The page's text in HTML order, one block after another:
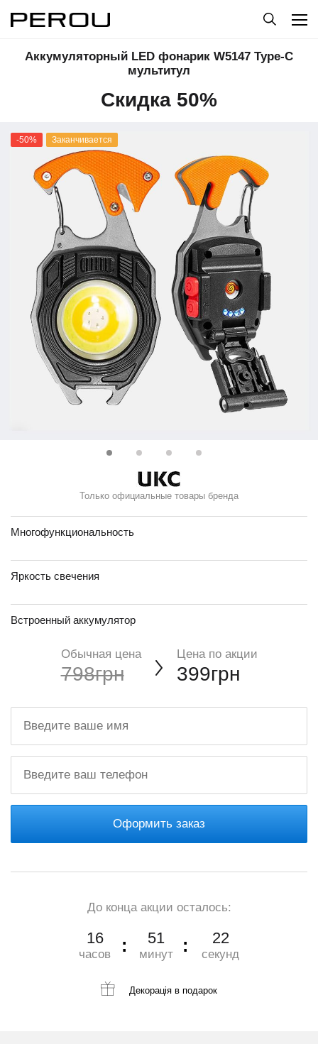
Аккумуляторный LED фонарик W5147 Type-C
мультитул
Скидка 50%
-50% Заканчивается
Только официальные товары бренда
Многофункциональность
Яркость свечения
Встроенный аккумулятор
Обычная цена
798грн
Цена по акции
399грн
Оформить заказ
До конца акции осталось:
16
часов
51
минут
20
секунд
Декорація в подарок